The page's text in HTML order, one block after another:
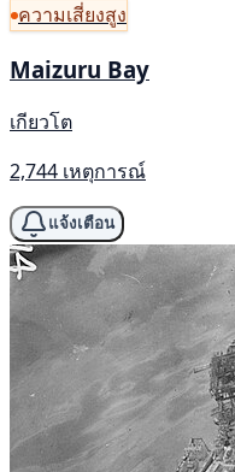
ความเสี่ยงสูง
Maizuru Bay
เกียวโต
2,744 เหตุการณ์
แจ้งเตือน